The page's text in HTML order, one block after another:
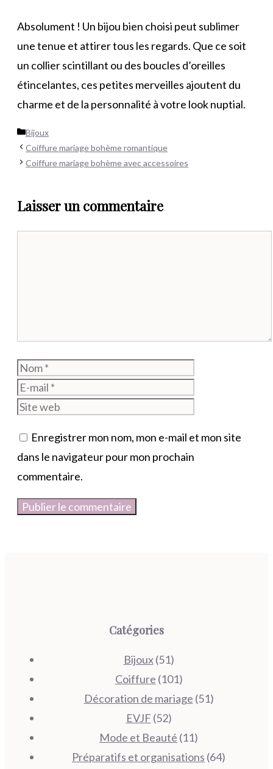
Absolument ! Un bijou bien choisi peut sublimer
une tenue et attirer tous les regards. Que ce soit
un collier scintillant ou des boucles d’oreilles
étincelantes, ces petites merveilles ajoutent du
charme et de la personnalité à votre look nuptial.
Catégories
Bijoux
Coiffure mariage bohème romantique
Coiffure mariage bohème avec accessoires
Laisser un commentaire
Nom
Enregistrer mon nom, mon e-mail et mon site
dans le navigateur pour mon prochain
commentaire.
Catégories
Bijoux(51)
Coiffure (101)
Décoration de mariage (51)
EVJF (52)
Mode et Beauté (11)
Préparatifs et organisations (64)